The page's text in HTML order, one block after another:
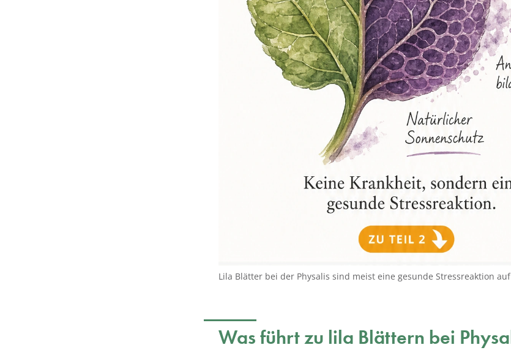
Lila Blätter bei der Physalis sind meist eine gesunde Stressreaktion
Was führt zu lila Blättern bei